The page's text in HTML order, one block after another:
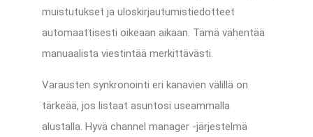
muistutukset ja uloskirjautumistiedotteet
automaattisesti oikeaan aikaan. Tämä vähentää
manuaalista viestintää merkittävästi.
Varausten synkronointi eri kanavien välillä on
tärkeää, jos listaat asuntosi useammalla
alustalla. Hyvä channel manager -järjestelmä